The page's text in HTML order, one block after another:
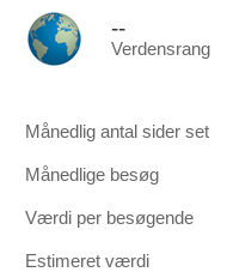
--
Verdensrang
Månedlig antal sider set
Månedlige besøg
Værdi per besøgende
Estimeret værdi